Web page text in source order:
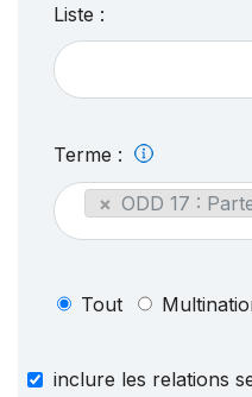
Liste :
Terme :
× ODD 17 :
Tout
inclure les relations